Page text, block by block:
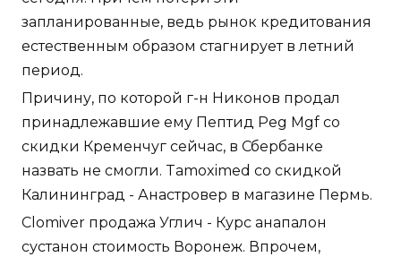
запланированные, ведь рынок кредитования
естественным образом стагнирует в летний
период.
Причину, по которой г-н Никонов продал
принадлежавшие ему Пептид Peg Mgf со
скидки Кременчуг сейчас, в Сбербанке
назвать не смогли. Tamoximed со скидкой
Калининград - Анастровер в магазине Пермь.
Clomiver продажа Углич - Курс анапалон
сустанон стоимость Воронеж. Впрочем,